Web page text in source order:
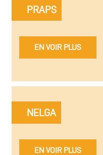
PRAPS
EN VOIR PLUS
NELGA
EN VOIR PLUS